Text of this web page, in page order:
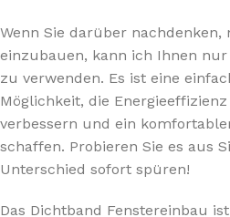
Wenn Sie darüber nachdenken,
einzubauen, kann ich Ihnen
zu verwenden. Es ist eine
Möglichkeit, die
verbessern und ein
schaffen. Probieren Sie es aus
Unterschied sofort spüren!
Das Dichtband Fenstereinbau